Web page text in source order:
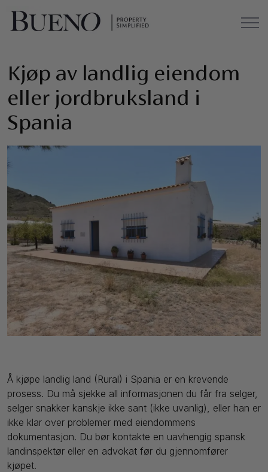
Kjøp av landlig eiendom
eller jordbruksland i
Spania
Å kjøpe landlig land (Rural) i Spania er en krevende
prosess. Du må sjekke all informasjonen du får fra selger,
selger snakker kanskje ikke sant (ikke uvanlig), eller han er
ikke klar over problemer med eiendommens
dokumentasjon. Du bør kontakte en uavhengig spansk
landinspektør eller en advokat før du gjennomfører
kjøpet.